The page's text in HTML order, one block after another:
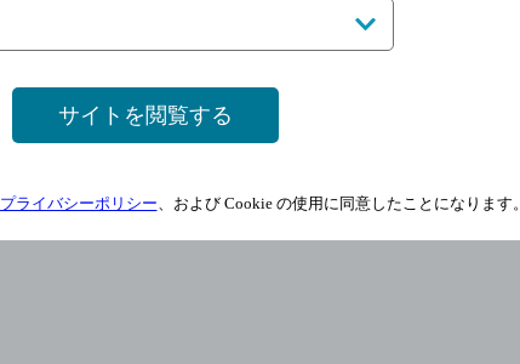
東京サントリーサンゴリアス
サントリースポーツ
メールマガジン
サイトを閲覧する
プライバシーポリシー 、および Cookie の使用に同意したことになります。